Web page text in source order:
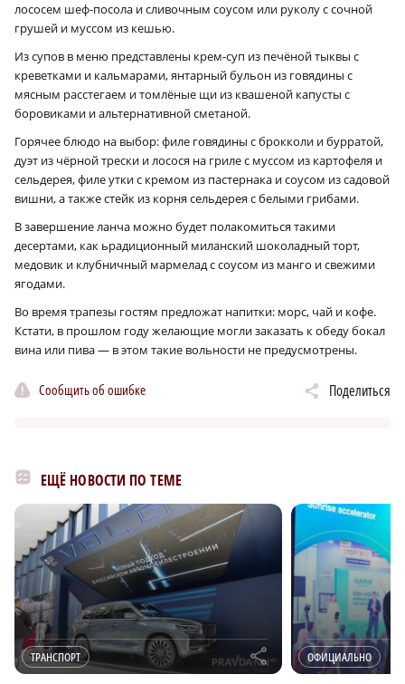
лососем шеф-посола и сливочным соусом или руколу с сочной
грушей и муссом из кешью.
Из супов в меню представлены крем-суп из печёной тыквы с
креветками и кальмарами, янтарный бульон из говядины с
мясным расстегаем и томлёные щи из квашеной капусты с
боровиками и альтернативной сметаной.
Горячее блюдо на выбор: филе говядины с брокколи и бурратой,
дуэт из чёрной трески и лосося на гриле с муссом из картофеля и
сельдерея, филе утки с кремом из пастернака и соусом из садовой
вишни, а также стейк из корня сельдерея с белыми грибами.
В завершение ланча можно будет полакомиться такими
десертами, как ьрадиционный миланский шоколадный торт,
медовик и клубничный мармелад с соусом из манго и свежими
ягодами.
Во время трапезы гостям предложат напитки: морс, чай и кофе.
Кстати, в прошлом году желающие могли заказать к обеду бокал
вина или пива — в этом такие вольности не предусмотрены.
Сообщить об ошибке Поделиться
ЕЩЁ НОВОСТИ ПО ТЕМЕ
ТРАНСПОРТ r ОФИЦИАЛЬНО